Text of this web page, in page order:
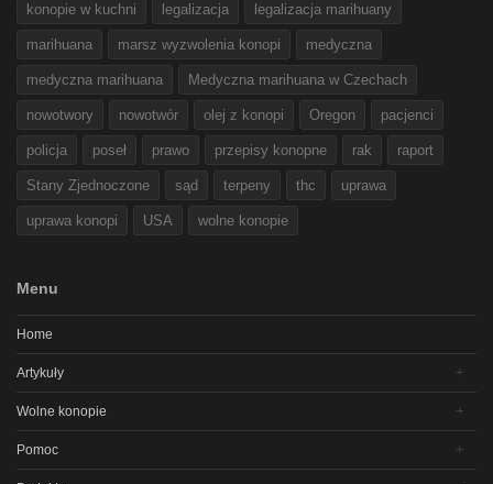
konopie w kuchni legalizacja legalizacja marihuany
marihuana marsz wyzwolenia konopi medyczna
medyczna marihuana Medyczna marihuana w Czechach
nowotwory nowotwór olej z konopi Oregon pacjenci
policja poseł prawo przepisy konopne rak raport
Stany Zjednoczone sąd terpeny thc uprawa
uprawa konopi USA wolne konopie
Menu
Home
Artykuły
Wolne konopie
Pomoc